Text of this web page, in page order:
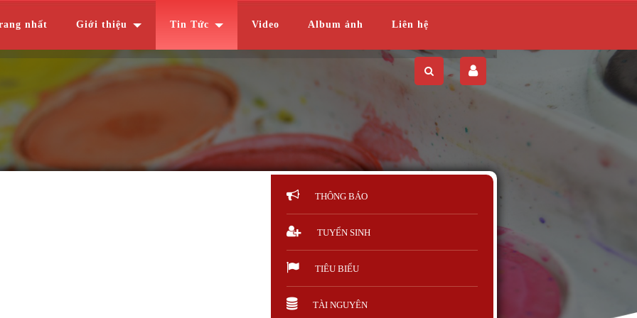
nhất Giới thiệu Tin Tức Video Album ảnh Liên hệ
THÔNG BÁO
TUYỂN SINH
TIÊU BIỂU
TÀI NGUYÊN